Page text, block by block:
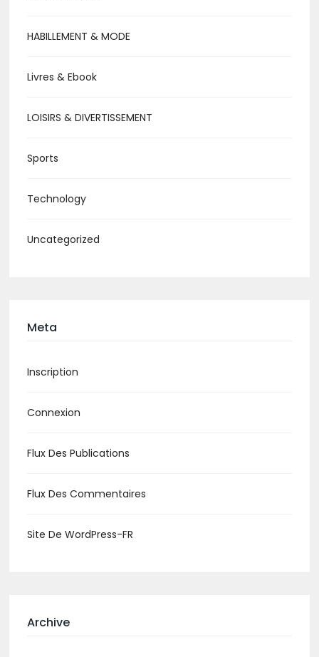
HABILLEMENT & MODE
Livres & Ebook
LOISIRS & DIVERTISSEMENT
Sports
Technology
Uncategorized
Meta
Inscription
Connexion
Flux Des Publications
Flux Des Commentaires
Site De WordPress-FR
Archive